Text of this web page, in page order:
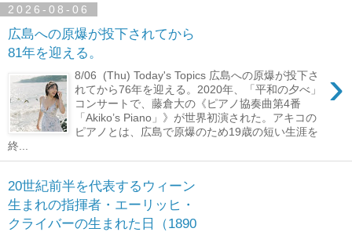
2026-08-06
広島への原爆が投下されてから
81年を迎える。
›
8/06 (Thu) Today's Topics 広島への原爆が投下さ
れてから76年を迎える。2020年、「平和の夕べ」
コンサートで、藤倉大の《ピアノ協奏曲第4番
「Akiko’s Piano」》が世界初演された。アキコの
ピアノとは、広島で原爆のため19歳の短い生涯を
終...
20世紀前半を代表するウィーン
生まれの指揮者・エーリッヒ・
クライバーの生まれた日（1890